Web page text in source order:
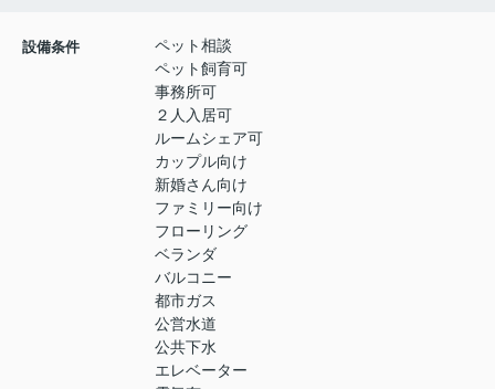
設備条件
ペット相談
ペット飼育可
事務所可
２人入居可
ルームシェア可
カップル向け
新婚さん向け
ファミリー向け
フローリング
ベランダ
バルコニー
都市ガス
公営水道
公共下水
エレベーター